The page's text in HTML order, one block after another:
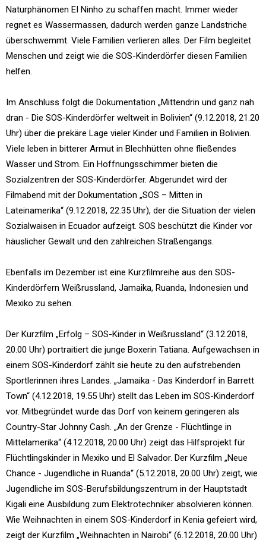
Naturphänomen EI Ninho zu schaffen macht. Immer wieder
regnet es Wassermassen, dadurch werden ganze Landstriche
überschwemmt. Viele Familien verlieren alles. Der Film begleitet
Menschen und zeigt wie die SOS-Kinderdörfer diesen Familien
helfen.
Im Anschluss folgt die Dokumentation „Mittendrin und ganz nah
dran - Die SOS-Kinderdörfer weltweit in Bolivien“ (9.12.2018, 21.20
Uhr) über die prekäre Lage vieler Kinder und Familien in Bolivien.
Viele leben in bitterer Armut in Blechhütten ohne fließendes
Wasser und Strom. Ein Hoffnungsschimmer bieten die
Sozialzentren der SOS-Kinderdörfer. Abgerundet wird der
Filmabend mit der Dokumentation „SOS – Mitten in
Lateinamerika“ (9.12.2018, 22.35 Uhr), der die Situation der vielen
Sozialwaisen in Ecuador aufzeigt. SOS beschützt die Kinder vor
häuslicher Gewalt und den zahlreichen Straßengangs.
Ebenfalls im Dezember ist eine Kurzfilmreihe aus den SOS-
Kinderdörfern Weißrussland, Jamaika, Ruanda, Indonesien und
Mexiko zu sehen.
Der Kurzfilm „Erfolg – SOS-Kinder in Weißrussland“ (3.12.2018,
20.00 Uhr) portraitiert die junge Boxerin Tatiana. Aufgewachsen in
einem SOS-Kinderdorf zählt sie heute zu den aufstrebenden
Sportlerinnen ihres Landes. „Jamaika - Das Kinderdorf in Barrett
Town“ (4.12.2018, 19.55 Uhr) stellt das Leben im SOS-Kinderdorf
vor. Mitbegründet wurde das Dorf von keinem geringeren als
Country-Star Johnny Cash. „An der Grenze - Flüchtlinge in
Mittelamerika“ (4.12.2018, 20.00 Uhr) zeigt das Hilfsprojekt für
Flüchtlingskinder in Mexiko und El Salvador. Der Kurzfilm „Neue
Chance - Jugendliche in Ruanda“ (5.12.2018, 20.00 Uhr) zeigt, wie
Jugendliche im SOS-Berufsbildungszentrum in der Hauptstadt
Kigali eine Ausbildung zum Elektrotechniker absolvieren können.
Wie Weihnachten in einem SOS-Kinderdorf in Kenia gefeiert wird,
zeigt der Kurzfilm „Weihnachten in Nairobi“ (6.12.2018, 20.00 Uhr)